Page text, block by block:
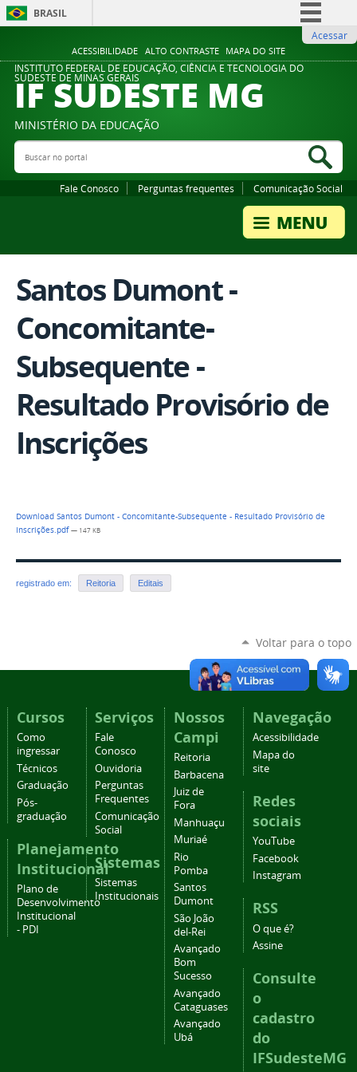
ACESSIBILIDADE ALTO CONTRASTE MAPA DO SITE
BRASIL
Comunica BR
Participe
Legislação
Acessar
INSTITUTO FEDERAL DE EDUCAÇÃO, CIÊNCIA E TECNOLOGIA DO
SUDESTE DE MINAS GERAIS
IF SUDESTE MG
MINISTÉRIO DA EDUCAÇÃO
Buscar no portal
Fale Conosco Perguntas frequentes Comunicação Social
Santos Dumont -
Concomitante-
Subsequente -
Resultado Provisório de
Inscrições
Download Santos Dumont - Concomitante-Subsequente - Resultado Provisório de
Inscrições.pdf— 147 KB
registrado em: Reitoria Editais
Voltar para o topo
Cursos
Como
ingressar
Técnicos
Graduação
Pós-
graduação
Planejamento
Institucional
Plano de
Desenvolvimento
Institucional
- PDI
Serviços
Fale
Conosco
Ouvidoria
Perguntas
Frequentes
Comunicação
Social
Sistemas
Sistemas
Institucionais
Nossos
Campi
Reitoria
Barbacena
Juiz de
Fora
Manhuaçu
Muriaé
Rio
Pomba
Santos
Dumont
São João
del-Rei
Avançado
Bom
Sucesso
Avançado
Cataguases
Avançado
Ubá
Navegação
Acessibilidade
Mapa do
site
Redes
sociais
YouTube
Facebook
Instagram
RSS
O que é?
Assine
Consulte
o
cadastro
do
IFSudesteMG